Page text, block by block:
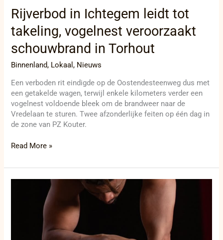
Rijverbod in Ichtegem leidt tot
takeling, vogelnest veroorzaakt
schouwbrand in Torhout
Binnenland, Lokaal, Nieuws
Een verboden rit eindigde op de Oostendesteenweg dus met
een getakelde wagen, terwijl enkele kilometers verder een
vogelnest voldoende bleek om de brandweer naar de
Vredelaan te sturen. Twee afzonderlijke feiten op één dag in
de zone van PZ Kouter.
Read More »
luchtacrobatiek,
messenwerpen